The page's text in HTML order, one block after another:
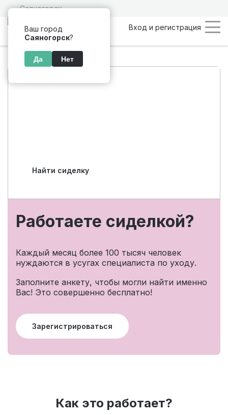
Саяногорск
Ваш город
Саяногорск?
Да Нет
Вход и регистрация
Подбор персонала
Найти сиделку
Работаете сиделкой?
Каждый месяц более 100 тысяч человек
нуждаются в усугах специалиста по уходу.
Заполните анкету, чтобы могли найти именно
Вас! Это совершенно бесплатно!
Зарегистрироваться
Как это работает?